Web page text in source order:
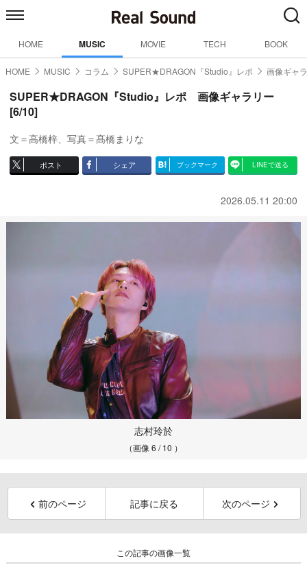
HOME MUSIC MOVIE TECH BOOK
HOME MUSIC コラム SUPER★DRAGON『Studio』レポ 画像ギャ
SUPER★DRAGON『Studio』レポ 画像ギャラリー
[6/10]
文＝高橋梓、写真＝髙橋まりな
ポスト シェア ブックマーク LINEで送る
2026.05.11 20:00
志村玲於
（画像 6 / 10 ）
前のページ 記事に戻る 次のページ
この記事の画像一覧